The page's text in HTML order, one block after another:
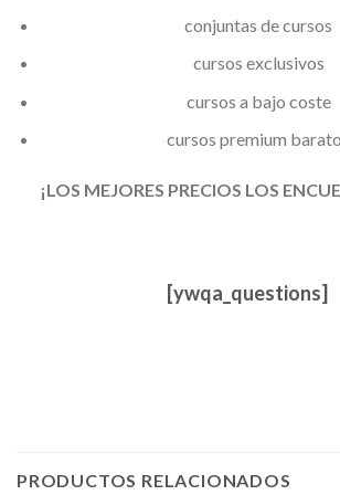
conjuntas de cursos
cursos exclusivos
cursos a bajo coste
cursos premium
¡LOS MEJORES PRECIOS LOS
[ywqa_questions]
PRODUCTOS RELACIONADOS